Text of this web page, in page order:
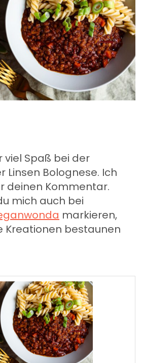
viel Spaß bei der
Linsen Bolognese. Ich
deinen Kommentar.
mich auch bei
markieren,
Kreationen bestaunen